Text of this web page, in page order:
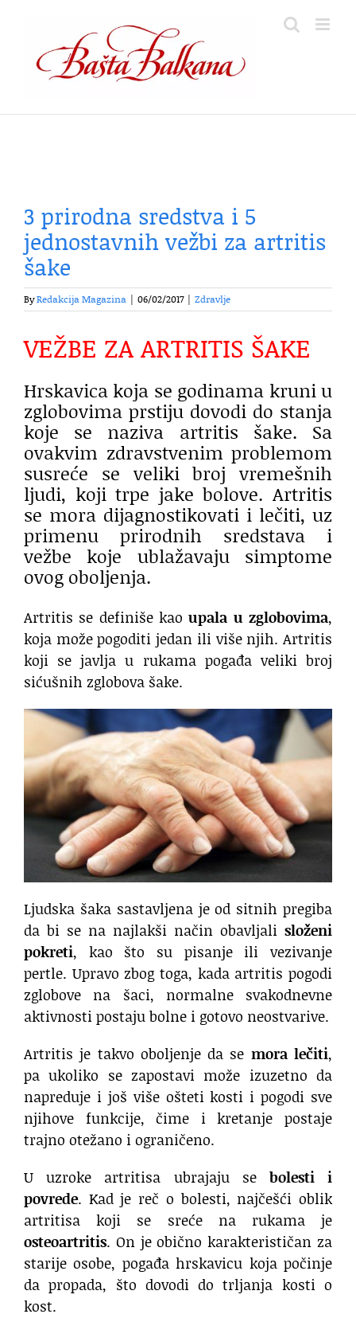
content
3 prirodna sredstva i 5
jednostavnih vežbi za artritis
šake
ByRedakcija Magazina 06/02/2017 Zdravlje
VEŽBE ZA ARTRITIS ŠAKE
Hrskavica koja se godinama kruni u
zglobovima prstiju dovodi do stanja
koje se naziva artritis šake. Sa
ovakvim zdravstvenim problemom
susreće se veliki broj vremešnih
ljudi, koji trpe jake bolove. Artritis
se mora dijagnostikovati i lečiti, uz
primenu prirodnih sredstava i
vežbe koje ublažavaju simptome
ovog oboljenja.
Artritis se definiše kaoupala u zglobovima,
koja može pogoditi jedan ili više njih. Artritis
koji se javlja u rukama pogađa veliki broj
sićušnih zglobova šake.
Ljudska šaka sastavljena je od sitnih pregiba
da bi se na najlakši način obavljali složeni
pokreti, kao što su pisanje ili vezivanje
pertle. Upravo zbog toga, kada artritis pogodi
zglobove na šaci, normalne svakodnevne
aktivnosti postaju bolne i gotovo neostvarive.
Artritis je takvo oboljenje da se mora lečiti,
pa ukoliko se zapostavi može izuzetno da
napreduje i još više ošteti kosti i pogodi sve
njihove funkcije, čime i kretanje postaje
trajno otežano i ograničeno.
U uzroke artritisa ubrajaju se bolesti i
povrede. Kad je reč o bolesti, najčešći oblik
artritisa koji se sreće na rukama je
osteoartritis. On je obično karakterističan za
starije osobe, pogađa hrskavicu koja počinje
da propada, što dovodi do trljanja kosti o
kost.